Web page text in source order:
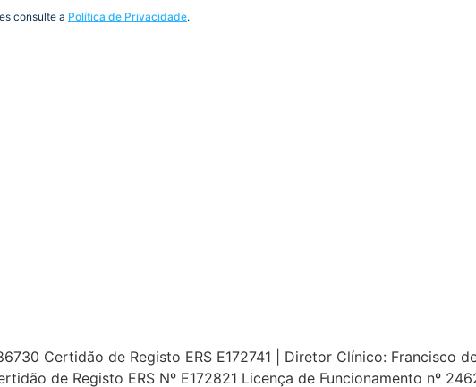
consulte a Política de Privacidade.
Certidão de Registo ERS E172741 | Diretor Clínico: Francisco
de Registo ERS Nº E172821 Licença de Funcionamento nº